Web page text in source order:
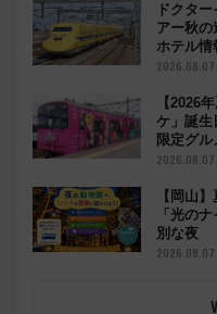
ドクタ
アー秋の
ホテル情
2026.08.07
【2026
ケ」誕生
限定グ
2026.08.07
【岡山
「光の
別な夜
2026.08.07